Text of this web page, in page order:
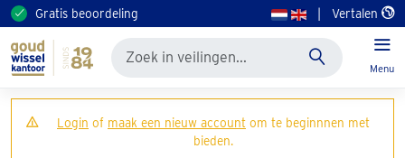
Gratis beoordeling Vertalen
Menu
Login of maak een nieuw account om te beginnnen met
bieden.